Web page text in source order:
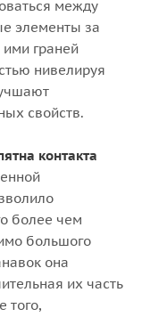
между
элементы за
граней
нивелируя
свойств.
контакта
более чем
большого
она
их часть
того,